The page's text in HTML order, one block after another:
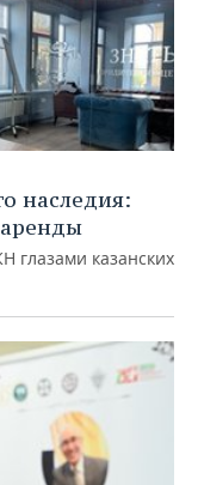
наследия:
глазами казанских